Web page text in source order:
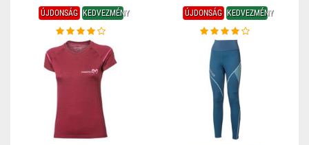
ÚJDONSÁG KEDVEZMÉNY ÚJDONSÁG KEDVEZMÉNY